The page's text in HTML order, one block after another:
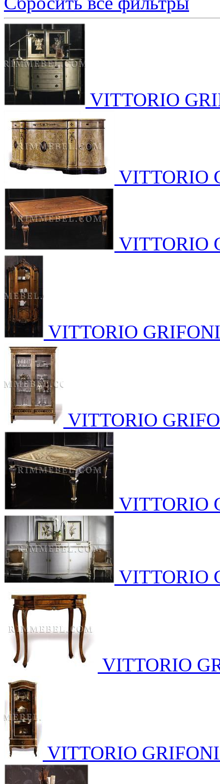
VITTORIO
VITTORIO
VITTORIO
VITTORIO GRIFONI
VITTORIO
VITTORIO
VITTORIO
VITTORIO
VITTORIO GRIFONI